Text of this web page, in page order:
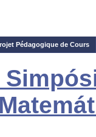
Pédagogique de Cours